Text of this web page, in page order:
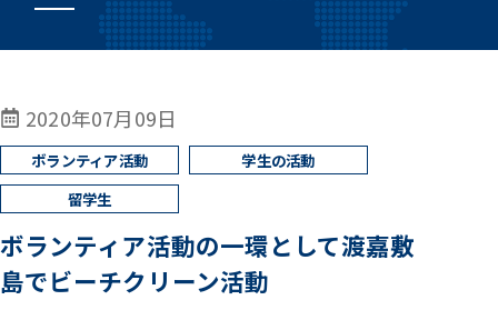
2020年07月09日
ボランティア活動の一環として渡嘉敷
島でビーチクリーン活動